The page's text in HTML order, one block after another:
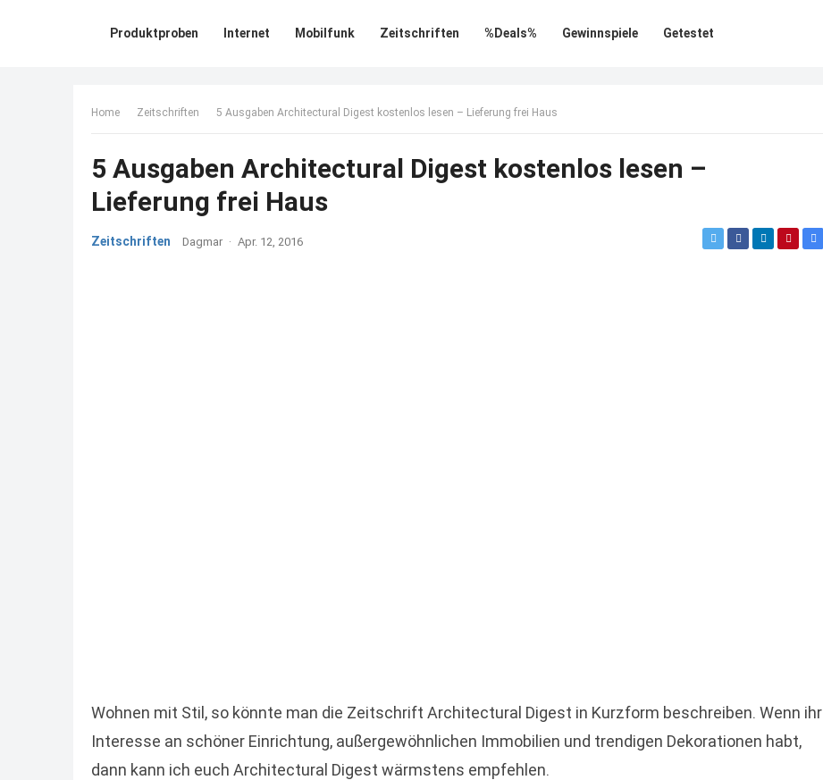
Produktproben Internet Mobilfunk Zeitschriften %Deals% Gewinnspiele Getestet
Home Zeitschriften 5 Ausgaben Architectural Digest kostenlos lesen – Lieferung frei Haus
5 Ausgaben Architectural Digest kostenlos lesen –
Lieferung frei Haus
Zeitschriften Dagmar · Apr. 12, 2016
Wohnen mit Stil, so könnte man die Zeitschrift Architectural Digest in Kurzform beschreiben. Wenn ihr
Interesse an schöner Einrichtung, außergewöhnlichen Immobilien und trendigen Dekorationen habt,
dann kann ich euch Architectural Digest wärmstens empfehlen.